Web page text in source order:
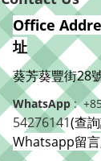
Office
址
葵芳葵豐街28
WhatsApp:
54276141(查
Whatsapp留